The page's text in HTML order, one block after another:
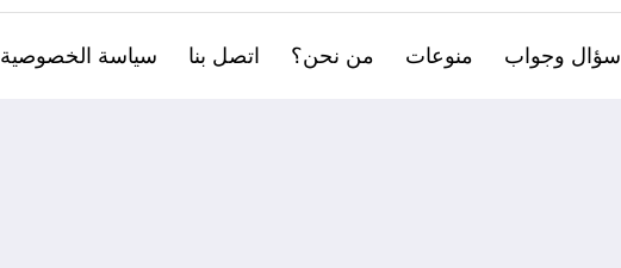
سؤال وجواب منوعات من نحن؟ اتصل بنا سياسة الخصوصية